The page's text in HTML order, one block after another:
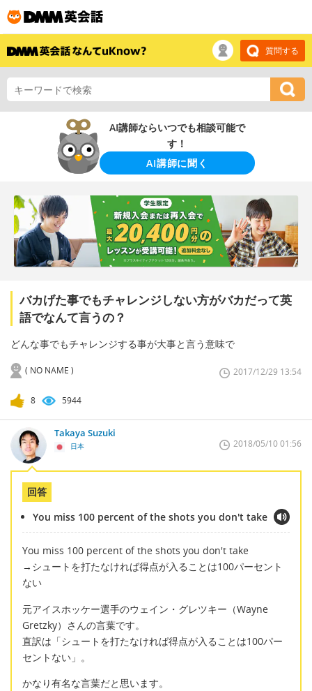
質問する
AI講師ならいつでも相談可能で
す！
AI講師に聞く
バカげた事でもチャレンジしない方がバカだって英
語でなんて言うの？
どんな事でもチャレンジする事が大事と言う意味で
( NO NAME ) 2017/12/29 13:54
8 5944
Takaya Suzuki
日本 2018/05/10 01:56
回答
You miss 100 percent of the shots you don't take
You miss 100 percent of the shots you don't take
→シュートを打たなければ得点が入ることは100パーセント
ない
元アイスホッケー選手のウェイン・グレツキー（Wayne
Gretzky）さんの言葉です。
直訳は「シュートを打たなければ得点が入ることは100パー
セントない」。
かなり有名な言葉だと思います。